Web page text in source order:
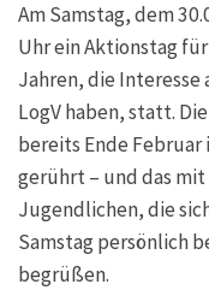
Am Sams­tag, dem
Uhr ein Akti­ons­tag
Jah­ren, die Inter­es­se
LogV haben, statt.
bereits Ende
gerührt – und das
Jugend­li­chen, die
Sams­tag per­sön­lich
begrüßen.